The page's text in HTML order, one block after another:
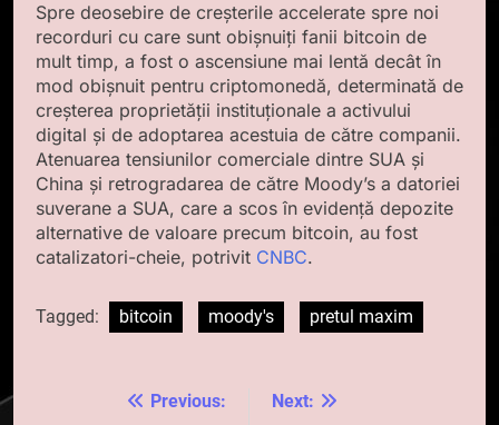
Spre deosebire de creșterile accelerate spre noi
recorduri cu care sunt obișnuiți fanii bitcoin de
mult timp, a fost o ascensiune mai lentă decât în
mod obișnuit pentru criptomonedă, determinată de
creșterea proprietății instituționale a activului
digital și de adoptarea acestuia de către companii.
Atenuarea tensiunilor comerciale dintre SUA și
China și retrogradarea de către Moody’s a datoriei
suverane a SUA, care a scos în evidență depozite
alternative de valoare precum bitcoin, au fost
catalizatori-cheie, potrivit CNBC.
Tagged: bitcoin moody's pretul maxim
NavigarePrevious:
Next: